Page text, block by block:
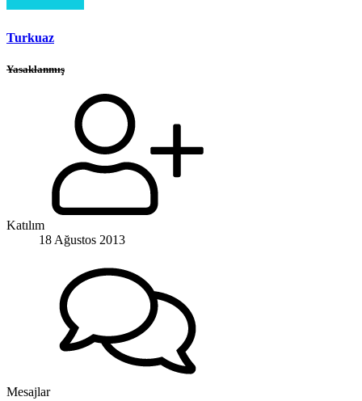
Turkuaz
Yasaklanmış
Katılım
18 Ağustos 2013
Mesajlar